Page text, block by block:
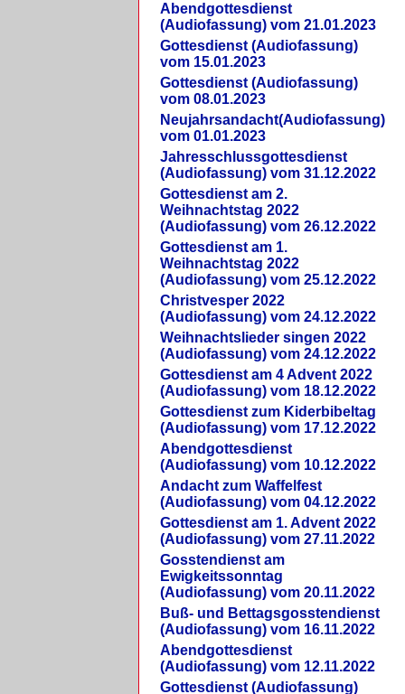
Abendgottesdienst
(Audiofassung) vom 21.01.2023
Gottesdienst (Audiofassung)
vom 15.01.2023
Gottesdienst (Audiofassung)
vom 08.01.2023
Neujahrsandacht(Audiofassung)
vom 01.01.2023
Jahresschlussgottesdienst
(Audiofassung) vom 31.12.2022
Gottesdienst am 2.
Weihnachtstag 2022
(Audiofassung) vom 26.12.2022
Gottesdienst am 1.
Weihnachtstag 2022
(Audiofassung) vom 25.12.2022
Christvesper 2022
(Audiofassung) vom 24.12.2022
Weihnachtslieder singen 2022
(Audiofassung) vom 24.12.2022
Gottesdienst am 4 Advent 2022
(Audiofassung) vom 18.12.2022
Gottesdienst zum Kiderbibeltag
(Audiofassung) vom 17.12.2022
Abendgottesdienst
(Audiofassung) vom 10.12.2022
Andacht zum Waffelfest
(Audiofassung) vom 04.12.2022
Gottesdienst am 1. Advent 2022
(Audiofassung) vom 27.11.2022
Gosstendienst am
Ewigkeitssonntag
(Audiofassung) vom 20.11.2022
Buß- und Bettagsgosstendienst
(Audiofassung) vom 16.11.2022
Abendgottesdienst
(Audiofassung) vom 12.11.2022
Gottesdienst (Audiofassung)